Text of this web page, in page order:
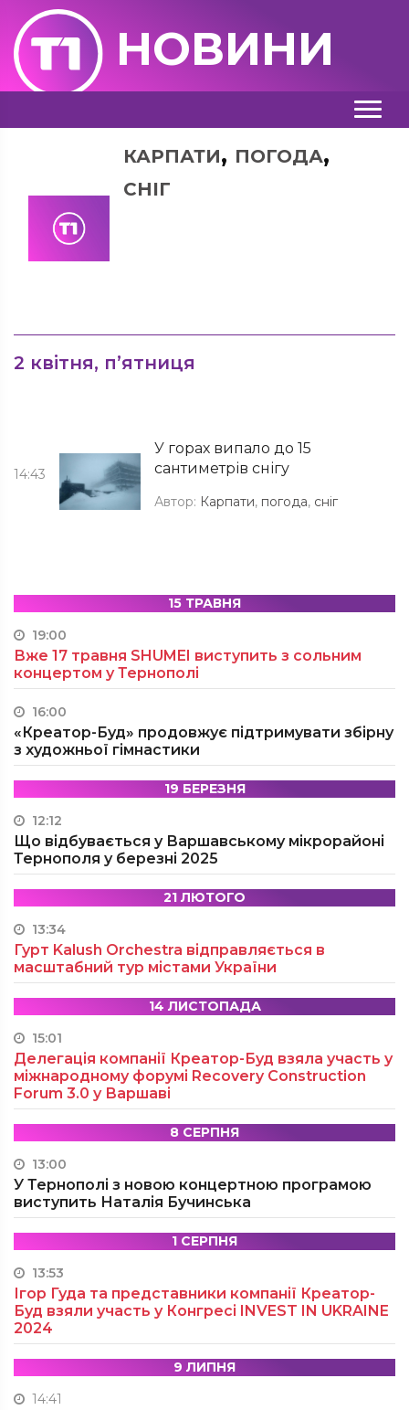
НОВИНИ
КАРПАТИ, ПОГОДА,
СНІГ
2 квітня, п’ятниця
14:43
У горах випало до 15
сантиметрів снігу
Автор: Карпати, погода, сніг
15 ТРАВНЯ
19:00
Вже 17 травня SHUMEI виступить з сольним
концертом у Тернополі
16:00
«Креатор-Буд» продовжує підтримувати збірну
з художньої гімнастики
19 БЕРЕЗНЯ
12:12
Що відбувається у Варшавському мікрорайоні
Тернополя у березні 2025
21 ЛЮТОГО
13:34
Гурт Kalush Orchestra відправляється в
масштабний тур містами України
14 ЛИСТОПАДА
15:01
Делегація компанії Креатор-Буд взяла участь у
міжнародному форумі Recovery Construction
Forum 3.0 у Варшаві
8 СЕРПНЯ
13:00
У Тернополі з новою концертною програмою
виступить Наталія Бучинська
1 СЕРПНЯ
13:53
Ігор Гуда та представники компанії Креатор-
Буд взяли участь у Конгресі INVEST IN UKRAINE
2024
9 ЛИПНЯ
14:41